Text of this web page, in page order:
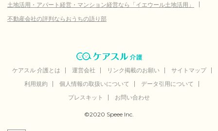
土地活用・アパート経営・マンション経営なら「イエウール土地活用」
不動産会社の評判ならおうちの語り部
ケアスル 介護とは 運営会社 リンク掲載のお願い
サイトマップ
利用規約
個人情報の取扱いについて
データ引用について
プレスキット
お問い合わせ
©2020 Speee Inc.